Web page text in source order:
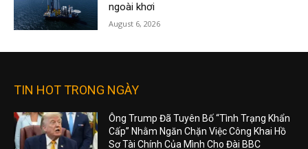
ngoài khơi
August 6, 2026
TIN HOT TRONG NGÀY
Ông Trump Đã Tuyên Bố “Tình Trạng Khẩn
Cấp” Nhằm Ngăn Chặn Việc Công Khai Hồ
Sơ Tài Chính Của Mình Cho Đài BBC